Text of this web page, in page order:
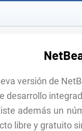
versión de
desarrollo
además un
libre y gratuito